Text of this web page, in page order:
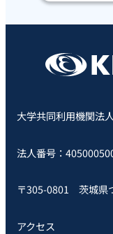
大学共同利用機関法
法人番号：
〒305-0801 茨城県
アクセス